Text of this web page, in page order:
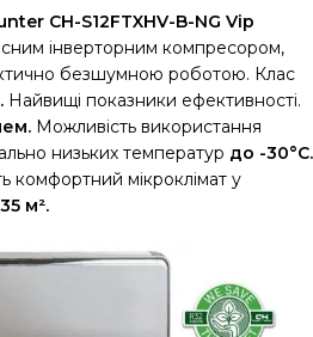
CH-S12FTXHV-B-NG Vip
інверторним компресором,
безшумною роботою. Клас
Найвищі показники ефективності.
Можливість використання
низьких температур до -30°С.
комфортний мікроклімат у
м².